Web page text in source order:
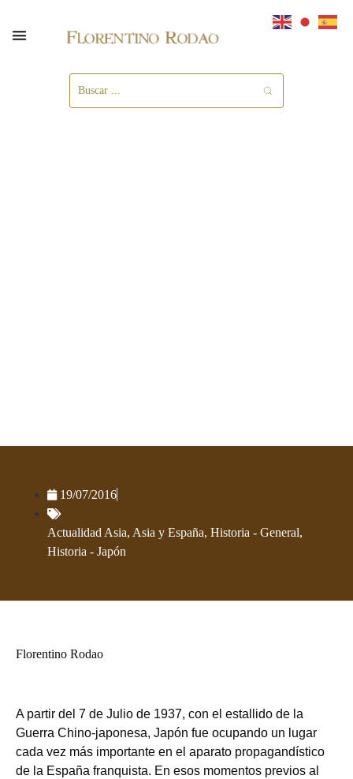
19/07/2016
Actualidad Asia, Asia y España, Historia - General,
Historia - Japón
Florentino Rodao
A partir del 7 de Julio de 1937, con el estallido de la
Guerra Chino-japonesa, Japón fue ocupando un lugar
cada vez más importante en el aparato propagandístico
de la España franquista. En esos momentos previos al